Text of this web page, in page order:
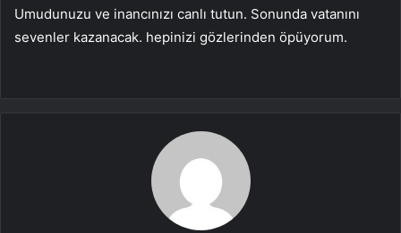
Umudunuzu ve inancınızı canlı tutun. Sonunda vatanını
sevenler kazanacak. hepinizi gözlerinden öpüyorum.